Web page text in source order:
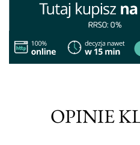
OPINIE